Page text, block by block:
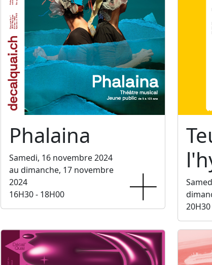
Phalaina
Samedi, 16 novembre 2024
au dimanche, 17 novembre
2024
16H30 - 18H00